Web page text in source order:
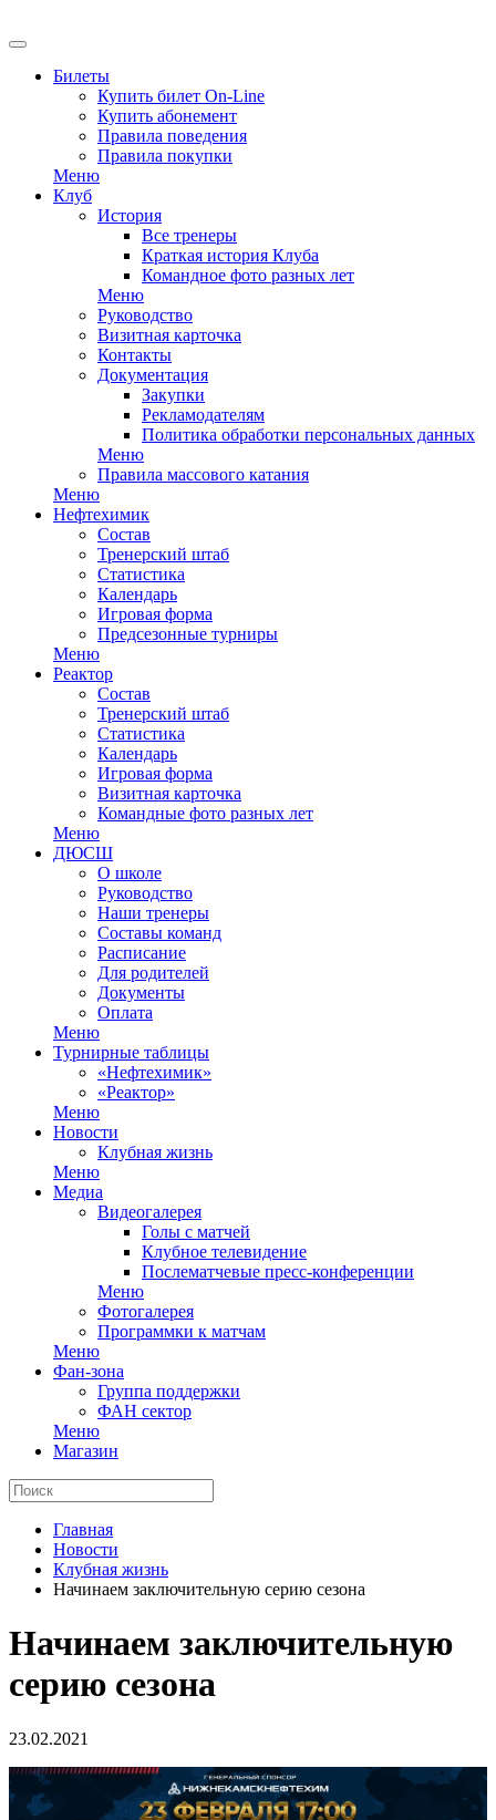
Билеты
Купить билет On-Line
Купить абонемент
Правила поведения
Правила покупки
Меню
Клуб
История
Все тренеры
Краткая история Клуба
Командное фото разных лет
Меню
Руководство
Визитная карточка
Контакты
Документация
Закупки
Рекламодателям
Политика обработки персональных данных
Меню
Правила массового катания
Меню
Нефтехимик
Состав
Тренерский штаб
Статистика
Календарь
Игровая форма
Предсезонные турниры
Меню
Реактор
Состав
Тренерский штаб
Статистика
Календарь
Игровая форма
Визитная карточка
Командные фото разных лет
Меню
ДЮСШ
О школе
Руководство
Наши тренеры
Составы команд
Расписание
Для родителей
Документы
Оплата
Меню
Турнирные таблицы
«Нефтехимик»
«Реактор»
Меню
Новости
Клубная жизнь
Меню
Медиа
Видеогалерея
Голы с матчей
Клубное телевидение
Послематчевые пресс-конференции
Меню
Фотогалерея
Программки к матчам
Меню
Фан-зона
Группа поддержки
ФАН сектор
Меню
Магазин
Главная
Новости
Клубная жизнь
Начинаем заключительную серию сезона
Начинаем заключительную
серию сезона
23.02.2021